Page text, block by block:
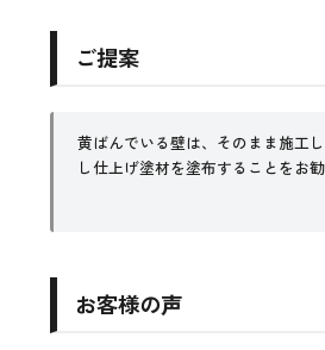
ご提案
黄ばんでいる壁は、そのまま施工
し仕上げ塗材を塗布することをお
お客様の声